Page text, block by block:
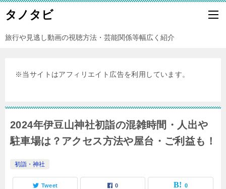
タノタビ
旅行や見逃し動画の視聴方法・芸能関係等幅広く紹介
※当サイトはアフィリエイト広告を利用しています。
2024年伊豆山神社初詣の混雑時間・人出や
駐車場は？アクセス方法や屋台・ご利益も！
初詣・神社
Tweet 0 0